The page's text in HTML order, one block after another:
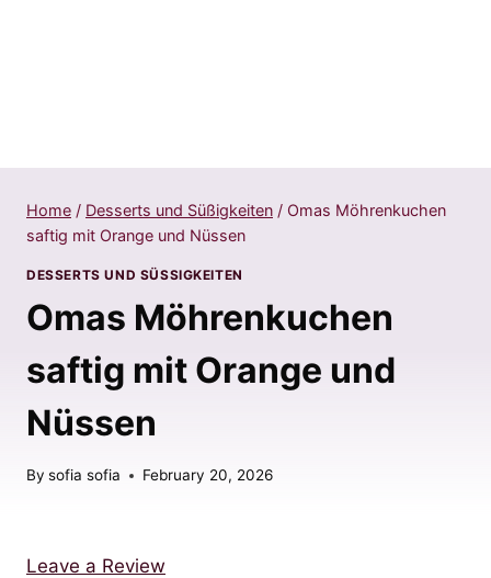
Home / Desserts und Süßigkeiten / Omas Möhrenkuchen
saftig mit Orange und Nüssen
DESSERTS UND SÜSSIGKEITEN
Omas Möhrenkuchen
saftig mit Orange und
Nüssen
By sofia sofia February 20, 2026
Leave a Review